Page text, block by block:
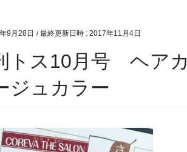
9月28日 / 最終更新日時 : 2017年11月4日
トス10月号 ヘア
ジュカラー